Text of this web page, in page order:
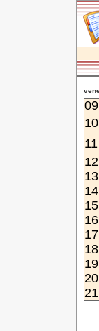
09
10
11
12
13
14
15
16
17
18
19
20
21